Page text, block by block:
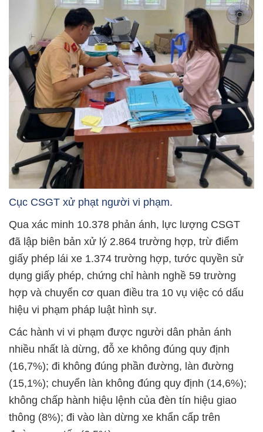
Cục CSGT xử phạt người vi phạm.
Qua xác minh 10.378 phản ánh, lực lượng CSGT
đã lập biên bản xử lý 2.864 trường hợp, trừ điểm
giấy phép lái xe 1.374 trường hợp, tước quyền sử
dụng giấy phép, chứng chỉ hành nghề 59 trường
hợp và chuyển cơ quan điều tra 10 vụ việc có dấu
hiệu vi phạm pháp luật hình sự.
Các hành vi vi phạm được người dân phản ánh
nhiều nhất là dừng, đỗ xe không đúng quy định
(16,7%); đi không đúng phần đường, làn đường
(15,1%); chuyển làn không đúng quy định (14,6%);
không chấp hành hiệu lệnh của đèn tín hiệu giao
thông (8%); đi vào làn dừng xe khẩn cấp trên